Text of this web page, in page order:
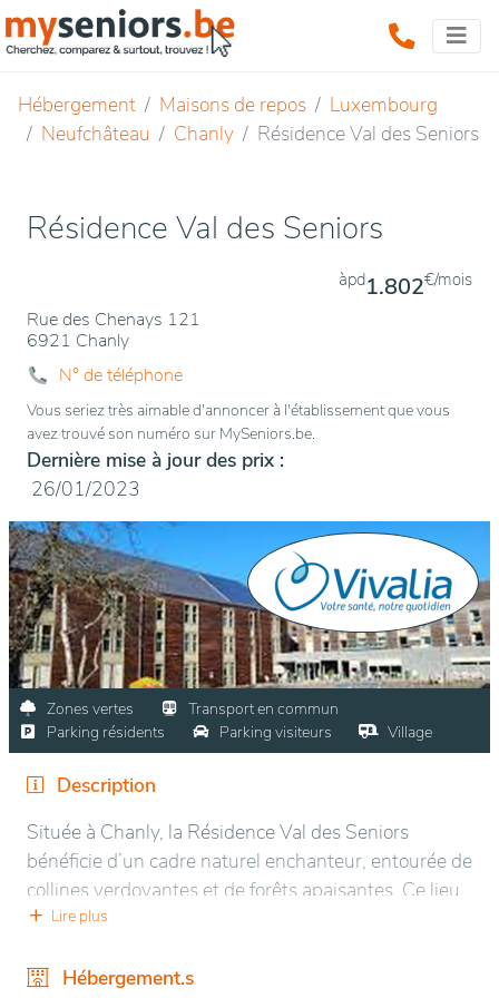
Hébergement Maisons de repos
Luxembourg
Neufchâteau
Chanly Résidence Val des Seniors
Résidence Val des Seniors
Rue des Chenays 121
6921 Chanly
àpd1.802€/mois
N° de téléphone
Vous seriez très aimable d'annoncer à l'établissement que vous
avez trouvé son numéro sur MySeniors.be.
Dernière mise à jour des prix :
26/01/2023
Zones vertes
Transport en commun
Parking résidents
Parking visiteurs Village
Description
Située à Chanly, la Résidence Val des Seniors
bénéficie d’un cadre naturel enchanteur, entourée de
collines verdoyantes et de forêts apaisantes. Ce lieu
paisible, à proximité de petits villages pittoresques,
locaux, favorisant une vie active et sociale.
Lire plus
Hébergement.s